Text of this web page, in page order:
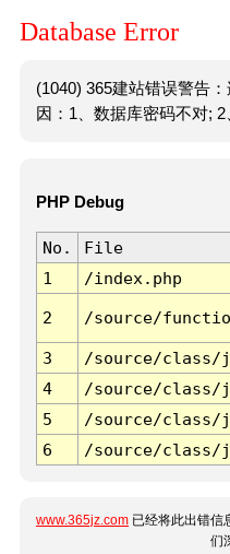
Database Error
(1040) 365建站错误警告
因：1、数据库密码不对; 2
PHP Debug
No. File
1
/index.php
2 /source/
3 /source/class/
4
/source/class/
5
/source/class/
6
/source/class/
www.365jz.com 已经将此出错信
们